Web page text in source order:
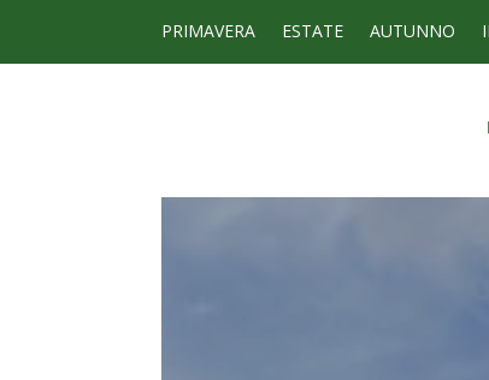
PRIMAVERA ESTATE AUTUNNO